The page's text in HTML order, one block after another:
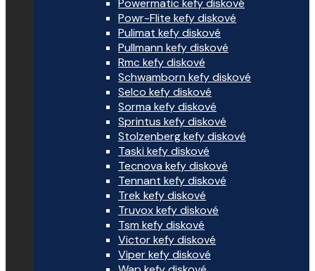
Powermatic kefy diskové
Powr-Flite kefy diskové
Pulimat kefy diskové
Pullmann kefy diskové
Rmc kefy diskové
Schwamborn kefy diskové
Selco kefy diskové
Sorma kefy diskové
Sprintus kefy diskové
Stolzenberg kefy diskové
Taski kefy diskové
Tecnova kefy diskové
Tennant kefy diskové
Trek kefy diskové
Truvox kefy diskové
Tsm kefy diskové
Victor kefy diskové
Viper kefy diskové